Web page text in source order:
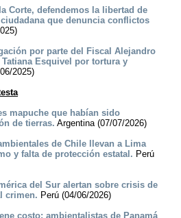
Corte, defendemos la libertad de
que denuncia conflictos
por parte del Fiscal Alejandro
Esquivel por tortura y
2025)
mapuche que habían sido
de tierras. Argentina (07/07/2026)
de Chile llevan a Lima
y falta de protección estatal. Perú
del Sur alertan sobre crisis de
crimen. Perú (04/06/2026)
costo: ambientalistas de Panamá